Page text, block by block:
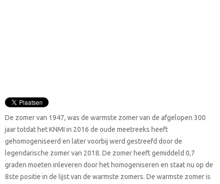
De zomer van 1947, was de warmste zomer van de afgelopen 300
jaar totdat het KNMI in 2016 de oude meetreeks heeft
gehomogeniseerd en later voorbij werd gestreefd door de
legendarische zomer van 2018. De zomer heeft gemiddeld 0,7
graden moeten inleveren door het homogeniseren en staat nu op de
8ste positie in de lijst van de warmste zomers. De warmste zomer is